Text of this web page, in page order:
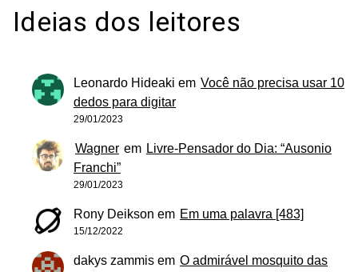
Ideias dos leitores
Leonardo Hideaki em Você não precisa usar 10
dedos para digitar
29/01/2023
Wagner em Livre-Pensador do Dia: “Ausonio
Franchi”
29/01/2023
Rony Deikson em Em uma palavra [483]
15/12/2022
dakys zammis em O admirável mosquito das